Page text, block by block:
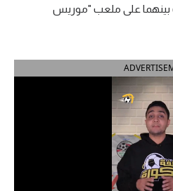
بينهما على ملعب "موريس